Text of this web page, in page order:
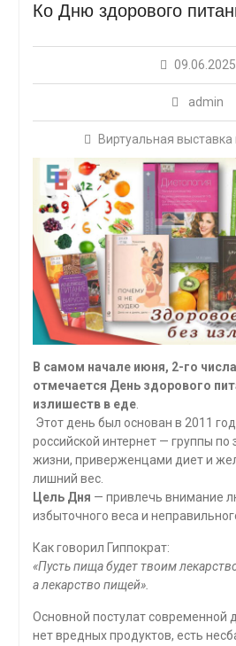
Ко Дню здорового
09.06.2025
admin
Виртуальная
В самом начале июня, 2-го
отмечается День здорового
излишеств в еде.
Этот день был основан в 2011
российской интернет — группы по
жизни, приверженцами диет и
лишний вес.
Цель Дня — привлечь внимание
избыточного веса и
Как говорил Гиппократ:
«Пусть пища будет твоим
а лекарство пищей».
Основной постулат современной
нет вредных продуктов, есть